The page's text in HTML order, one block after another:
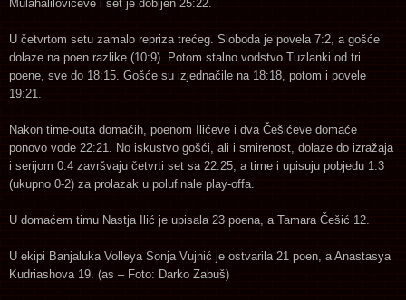
Mulahalilovićeve i set je dobijen 25:22.
U četvrtom setu zamalo repriza trećeg. Sloboda je povela 7:2, a gošće
dolaze na poen razlike (10:9). Potom stalno vodstvo Tuzlanki od tri
poene, sve do 18:15. Gošće su izjednačile na 18:18, potom i povele
19:21.
Nakon time-outa domaćih, poenom Ilićeve i dva Češićeve domaće
ponovo vode 22:21. No iskustvo gošći, ali i smirenost, dolaze do izražaja
i serijom 0:4 završvaju četvrti set sa 22:25, a time i upisuju pobjedu 1:3
(ukupno 0-2) za prolazak u polufinale play-offa.
U domaćem timu Nastja Ilić je upisala 23 poena, a Tamara Češić 12.
U ekipi Banjaluka Volleya Sonja Vujnić je ostvarila 21 poen, a Anastasya
Kudriashova 19. (as – Foto: Darko Zabuš)